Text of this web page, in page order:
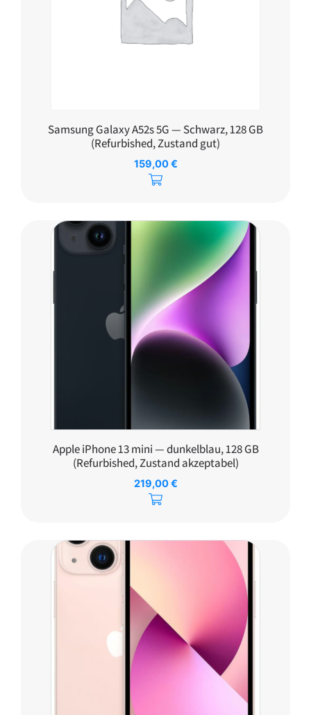
Samsung Galaxy A52s 5G — Schwarz, 128 GB
(Refurbished, Zustand gut)
159,00€
Apple iPhone 13 mini — dunkelblau, 128 GB
(Refurbished, Zustand akzeptabel)
219,00€